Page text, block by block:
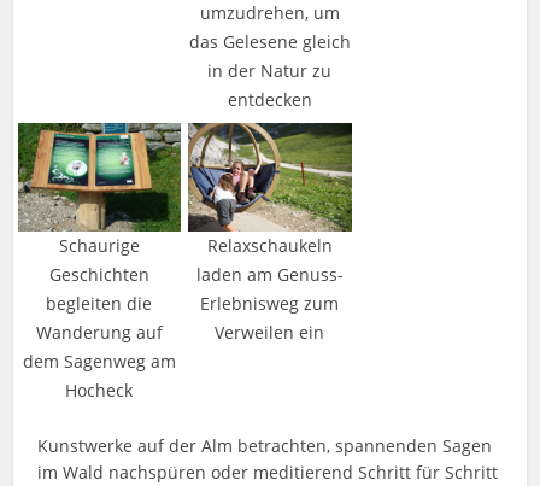
umzudrehen, um
das Gelesene gleich
in der Natur zu
entdecken
Schaurige
Geschichten
begleiten die
Wanderung auf
dem Sagenweg am
Hocheck
Relaxschaukeln
laden am Genuss-
Erlebnisweg zum
Verweilen ein
Kunstwerke auf der Alm betrachten, spannenden Sagen
im Wald nachspüren oder meditierend Schritt für Schritt